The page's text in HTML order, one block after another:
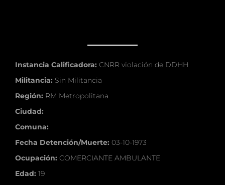
Instancia Calificadora: CNRR violación de DDHH
Militancia: Sin Militancia
Región: RM Metropolitana
Ciudad:
Comuna:
Fecha Detención/Muerte: 03-10-1973
Ocupación: COMERCIANTE AMBULANTE
Edad: 19